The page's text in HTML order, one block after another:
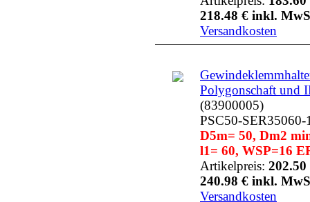
218.48 € inkl.
Versandkosten
Polygonschaft und
(83900005)
PSC50-SER35060-
D5m= 50, Dm2
l1= 60, WSP=16
Artikelpreis:
240.98 € inkl.
Versandkosten